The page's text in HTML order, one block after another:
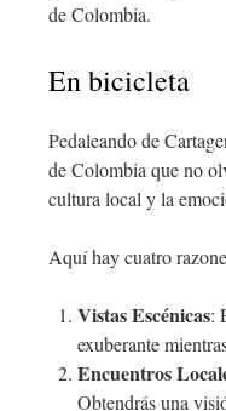
de Colombia.
En bicicleta
Pedaleando de
de Colombia que no
cultura local y la
Aquí hay cuatro
Vistas Escénicas:
exuberante
Encuentros
Obtendrás una